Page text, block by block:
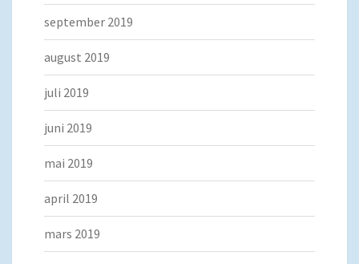
september 2019
august 2019
juli 2019
juni 2019
mai 2019
april 2019
mars 2019